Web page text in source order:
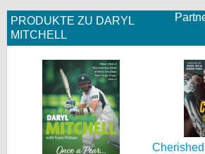
PRODUKTE ZU DARYL
MITCHELL